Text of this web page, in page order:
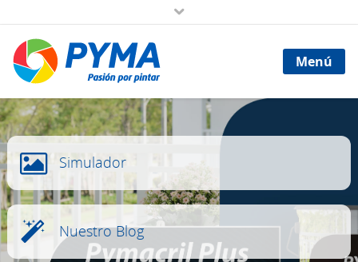
Menú
Simulador
Nuestro Blog